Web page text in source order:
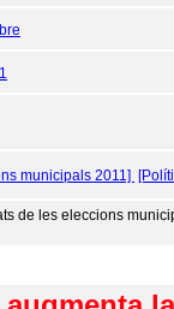
municipals 2011]
de les eleccions